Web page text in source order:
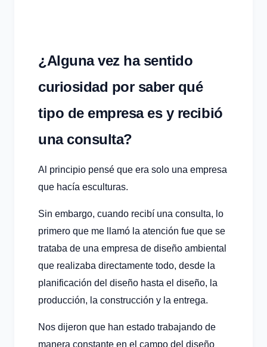
¿Alguna vez ha sentido
curiosidad por saber qué
tipo de empresa es y recibió
una consulta?
Al principio pensé que era solo una empresa
que hacía esculturas.
Sin embargo, cuando recibí una consulta, lo
primero que me llamó la atención fue que se
trataba de una empresa de diseño ambiental
que realizaba directamente todo, desde la
planificación del diseño hasta el diseño, la
producción, la construcción y la entrega.
Nos dijeron que han estado trabajando de
manera constante en el campo del diseño